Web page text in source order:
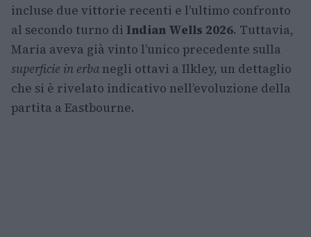
incluse due vittorie recenti e l’ultimo confronto
al secondo turno di Indian Wells 2026. Tuttavia,
Maria aveva già vinto l’unico precedente sulla
superficie in erba negli ottavi a Ilkley, un dettaglio
che si è rivelato indicativo nell’evoluzione della
partita a Eastbourne.